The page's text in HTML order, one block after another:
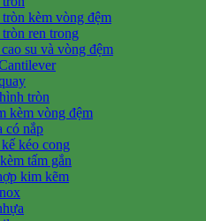
kèm vòng đệm
ren trong
su và vòng đệm
tròn
kèm vòng đệm
có nắp
kéo cong
tấm gắn
kim kẽm